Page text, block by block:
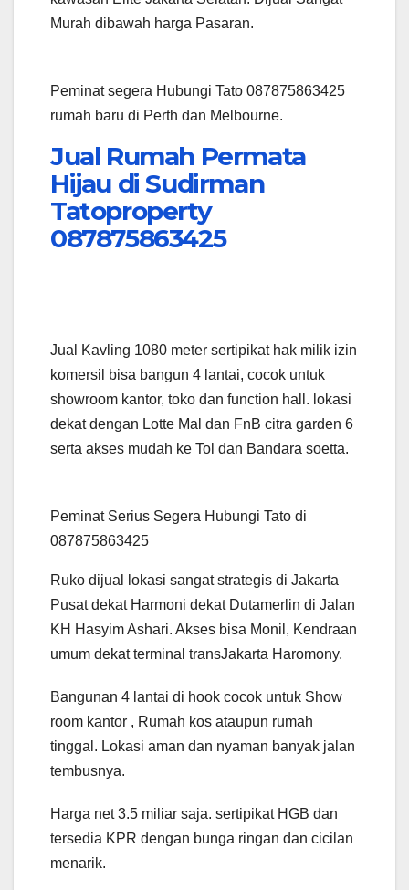
Murah dibawah harga Pasaran.
Peminat segera Hubungi Tato 087875863425
rumah baru di Perth dan Melbourne.
Jual Rumah Permata
Hijau di Sudirman
Tatoproperty
087875863425
Jual Kavling 1080 meter sertipikat hak milik izin
komersil bisa bangun 4 lantai, cocok untuk
showroom kantor, toko dan function hall. lokasi
dekat dengan Lotte Mal dan FnB citra garden 6
serta akses mudah ke Tol dan Bandara soetta.
Peminat Serius Segera Hubungi Tato di
087875863425
Ruko dijual lokasi sangat strategis di Jakarta
Pusat dekat Harmoni dekat Dutamerlin di Jalan
KH Hasyim Ashari. Akses bisa Monil, Kendraan
umum dekat terminal transJakarta Haromony.
Bangunan 4 lantai di hook cocok untuk Show
room kantor , Rumah kos ataupun rumah
tinggal. Lokasi aman dan nyaman banyak jalan
tembusnya.
Harga net 3.5 miliar saja. sertipikat HGB dan
tersedia KPR dengan bunga ringan dan cicilan
menarik.